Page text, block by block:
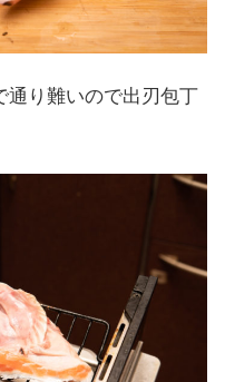
通り難いので出刃包丁